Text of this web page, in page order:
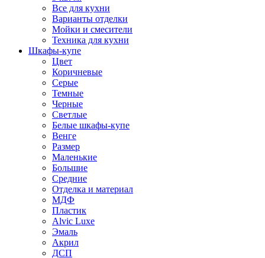
Все для кухни
Варианты отделки
Мойки и смесители
Техника для кухни
Шкафы-купе
Цвет
Коричневые
Серые
Темные
Черные
Светлые
Белые шкафы-купе
Венге
Размер
Маленькие
Большие
Средние
Отделка и материал
МДФ
Пластик
Alvic Luxe
Эмаль
Акрил
ДСП